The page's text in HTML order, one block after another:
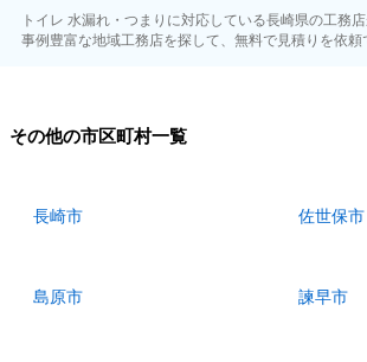
トイレ 水漏れ・つまりに対応している長崎県の工務
事例豊富な地域工務店を探して、無料で見積りを依頼
その他の市区町村一覧
長崎市 佐世保市
島原市 諫早市